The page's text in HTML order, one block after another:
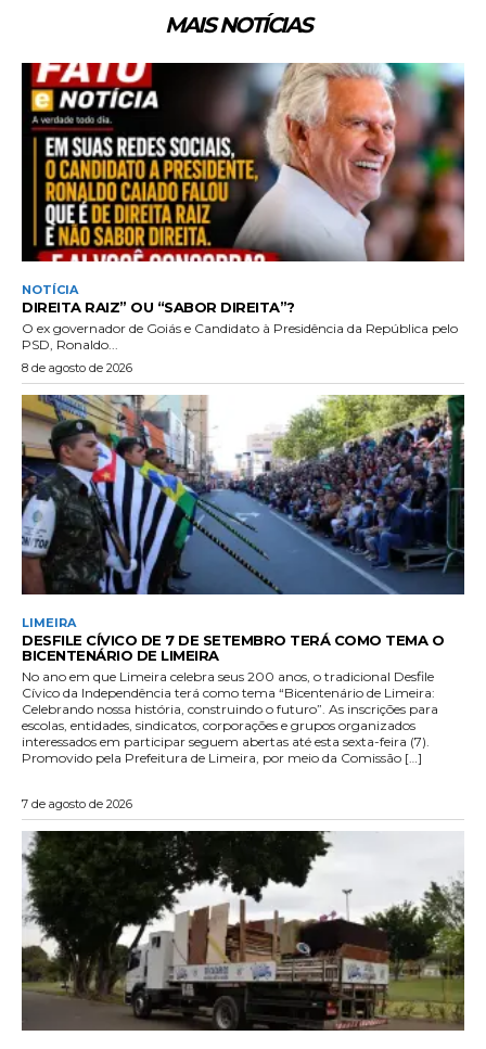
MAIS NOTÍCIAS
NOTÍCIA
DIREITA RAIZ” OU “SABOR DIREITA”?
O ex governador de Goiás e Candidato à Presidência da República pelo
PSD, Ronaldo...
8 de agosto de 2026
LIMEIRA
DESFILE CÍVICO DE 7 DE SETEMBRO TERÁ COMO TEMA O
BICENTENÁRIO DE LIMEIRA
No ano em que Limeira celebra seus 200 anos, o tradicional Desfile
Cívico da Independência terá como tema “Bicentenário de Limeira:
Celebrando nossa história, construindo o futuro”. As inscrições para
escolas, entidades, sindicatos, corporações e grupos organizados
interessados em participar seguem abertas até esta sexta-feira (7).
Promovido pela Prefeitura de Limeira, por meio da Comissão […]
7 de agosto de 2026